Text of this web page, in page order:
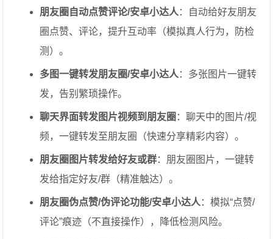
朋友圈自动点赞评论/安卓小达人 ：自动给好友朋友
圈点赞、评论，提升互动率（模拟真人行为，防检
测）。
多图一键转发朋友圈/安卓小达人 ：多张图片一键转
发，告别繁琐操作。
聊天界面转发图片视频到朋友圈 ：聊天中的图片/视
频，一键转发至朋友圈（快速分享精彩内容）。
朋友圈图片转发给好友或群：朋友圈图片，一键转
发给指定好友/群（精准触达）。
朋友圈伪点赞/伪评论功能/安卓小达人 ：模拟“点赞/
评论”痕迹（不直接操作），降低检测风险。